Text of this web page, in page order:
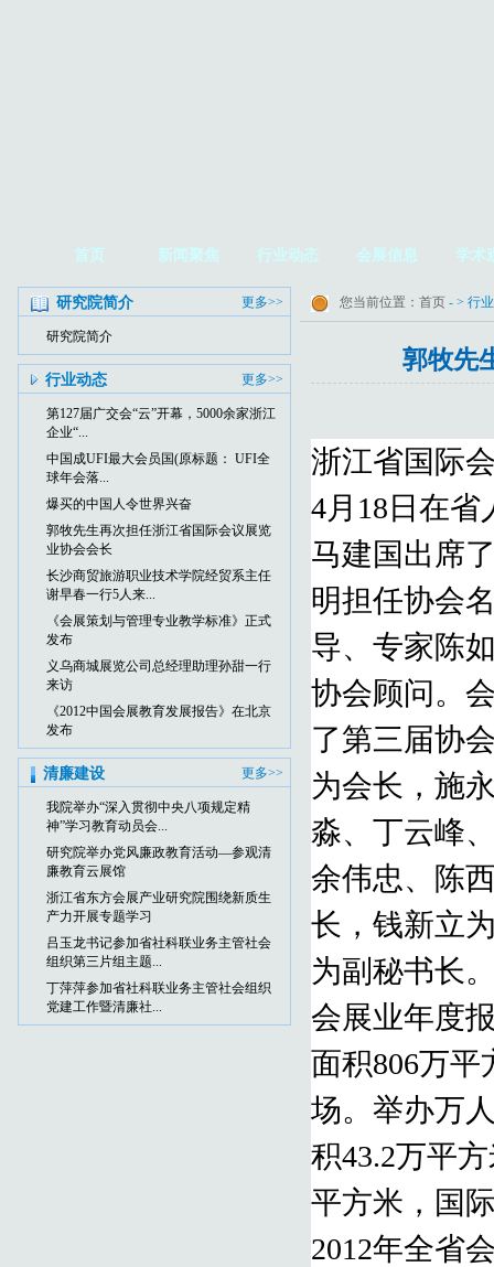
研究院简介 更多>>
研究院简介
行业动态 更多>>
第127届广交会“云”开幕，5000余家浙江
企业“...
中国成UFI最大会员国(原标题： UFI全
球年会落...
爆买的中国人令世界兴奋
郭牧先生再次担任浙江省国际会议展览
业协会会长
长沙商贸旅游职业技术学院经贸系主任
谢早春一行5人来...
《会展策划与管理专业教学标准》正式
发布
义乌商城展览公司总经理助理孙甜一行
来访
《2012中国会展教育发展报告》在北京
发布
清廉建设 更多>>
我院举办“深入贯彻中央八项规定精
神”学习教育动员会...
研究院举办党风廉政教育活动—参观清
廉教育云展馆
浙江省东方会展产业研究院围绕新质生
产力开展专题学习
吕玉龙书记参加省社科联业务主管社会
组织第三片组主题...
丁萍萍参加省社科联业务主管社会组织
党建工作暨清廉社...
您当前位置： 首页 - > 行
郭牧先
浙江省国际
4月18日在
马建国出席
明担任协会
导、专家陈
协会顾问。
了第三届协
为会长，施
淼、丁云峰
余伟忠、陈
长，钱新立
为副秘书长
会展业年度
面积806万平
场。举办万
积43.2万平
平方米 ，国
2012年全省